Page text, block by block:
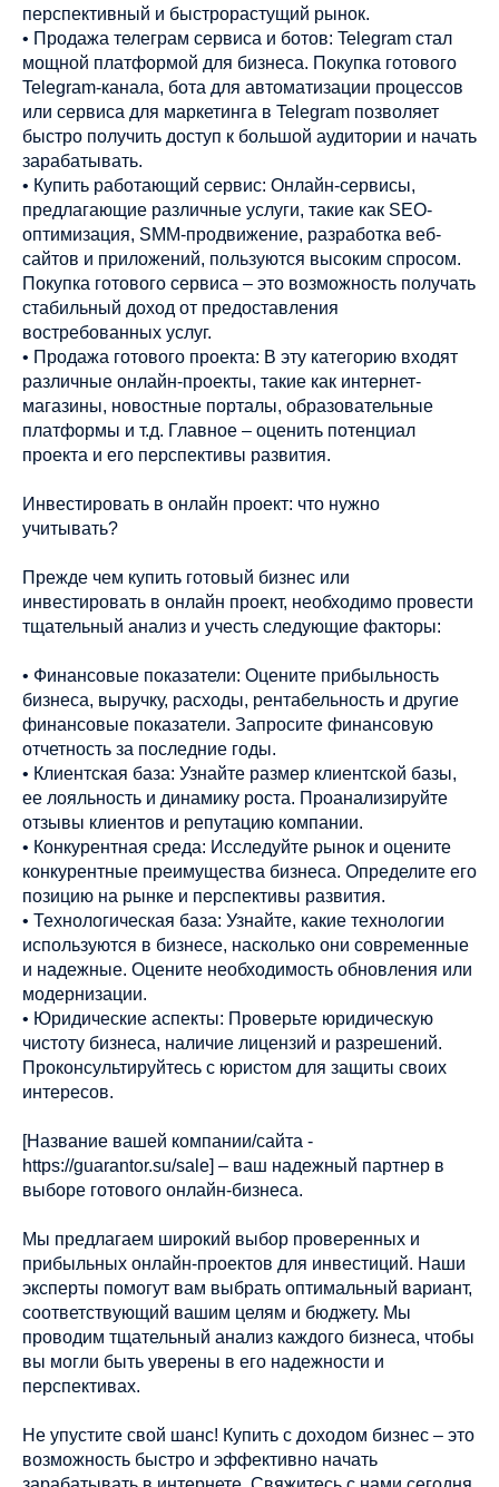
перспективный и быстрорастущий рынок.
• Продажа телеграм сервиса и ботов: Telegram стал
мощной платформой для бизнеса. Покупка готового
Telegram-канала, бота для автоматизации процессов
или сервиса для маркетинга в Telegram позволяет
быстро получить доступ к большой аудитории и начать
зарабатывать.
• Купить работающий сервис: Онлайн-сервисы,
предлагающие различные услуги, такие как SEO-
оптимизация, SMM-продвижение, разработка веб-
сайтов и приложений, пользуются высоким спросом.
Покупка готового сервиса – это возможность получать
стабильный доход от предоставления
востребованных услуг.
• Продажа готового проекта: В эту категорию входят
различные онлайн-проекты, такие как интернет-
магазины, новостные порталы, образовательные
платформы и т.д. Главное – оценить потенциал
проекта и его перспективы развития.
Инвестировать в онлайн проект: что нужно
учитывать?
Прежде чем купить готовый бизнес или
инвестировать в онлайн проект, необходимо провести
тщательный анализ и учесть следующие факторы:
• Финансовые показатели: Оцените прибыльность
бизнеса, выручку, расходы, рентабельность и другие
финансовые показатели. Запросите финансовую
отчетность за последние годы.
• Клиентская база: Узнайте размер клиентской базы,
ее лояльность и динамику роста. Проанализируйте
отзывы клиентов и репутацию компании.
• Конкурентная среда: Исследуйте рынок и оцените
конкурентные преимущества бизнеса. Определите его
позицию на рынке и перспективы развития.
• Технологическая база: Узнайте, какие технологии
используются в бизнесе, насколько они современные
и надежные. Оцените необходимость обновления или
модернизации.
• Юридические аспекты: Проверьте юридическую
чистоту бизнеса, наличие лицензий и разрешений.
Проконсультируйтесь с юристом для защиты своих
интересов.
[Название вашей компании/сайта -
https://guarantor.su/sale] – ваш надежный партнер в
выборе готового онлайн-бизнеса.
Мы предлагаем широкий выбор проверенных и
прибыльных онлайн-проектов для инвестиций. Наши
эксперты помогут вам выбрать оптимальный вариант,
соответствующий вашим целям и бюджету. Мы
проводим тщательный анализ каждого бизнеса, чтобы
вы могли быть уверены в его надежности и
перспективах.
Не упустите свой шанс! Купить с доходом бизнес – это
возможность быстро и эффективно начать